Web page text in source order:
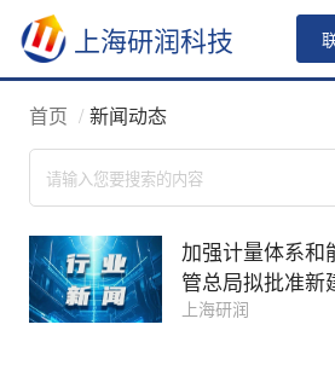
上海研润科技
首页 新闻动态
加强计量体系和
管总局拟批准新
准!
上海研润